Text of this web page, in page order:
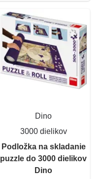
Dino
3000 dielikov
Podložka na skladanie
puzzle do 3000 dielikov
Dino